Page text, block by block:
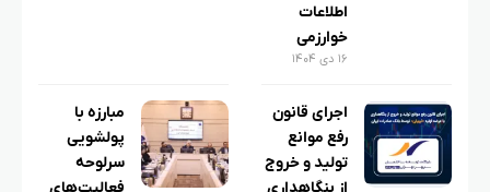
اطلاعات
خوارزمی
۱۶ دی ۱۴۰۴
اجرای قانون
رفع موانع
تولید و خروج
مبارزه با
پولشویی
سرلوحه